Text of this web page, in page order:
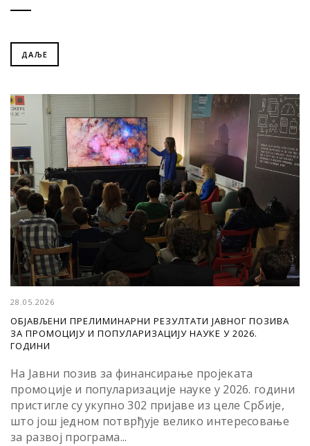
ДАЉЕ
28.05.2026
ОБЈАВЉЕНИ ПРЕЛИМИНАРНИ РЕЗУЛТАТИ ЈАВНОГ ПОЗИВА
ЗА ПРОМОЦИЈУ И ПОПУЛАРИЗАЦИЈУ НАУКЕ У 2026.
ГОДИНИ
На Јавни позив за финансирање пројеката
промоције и популаризације науке у 2026. години
пристигле су укупно 302 пријаве из целе Србије,
што још једном потврђује велико интересовање
за развој програма...